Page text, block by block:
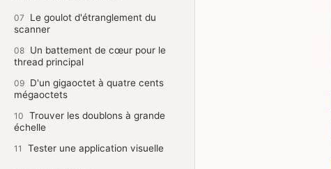
07
Le goulot d'étranglement du
scanner
08 Un battement de cœur pour le
thread principal
09 D'un gigaoctet à quatre cents
mégaoctets
10 Trouver les doublons à grande
échelle
11 Tester une application visuelle